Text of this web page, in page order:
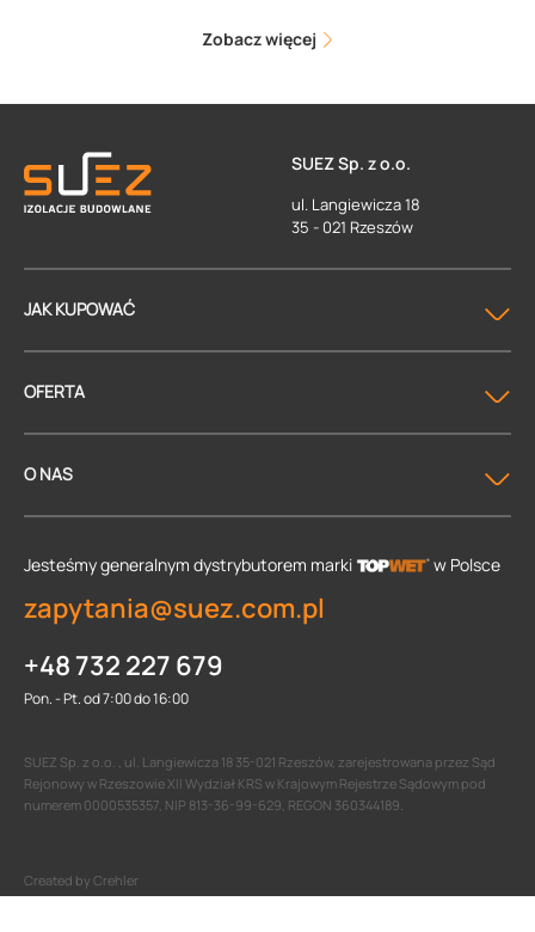
Zobacz więcej
SUEZ Sp. z o.o.
ul. Langiewicza 18
35 - 021 Rzeszów
JAK KUPOWAĆ
OFERTA
O NAS
Jesteśmy generalnym dystrybutorem marki w Polsce
zapytania@suez.com.pl
+48 732 227 679
Pon. - Pt. od 7:00 do 16:00
SUEZ Sp. z o.o. , ul. Langiewicza 18 35-021 Rzeszów, zarejestrowana przez Sąd
Rejonowy w Rzeszowie XII Wydział KRS w Krajowym Rejestrze Sądowym pod
numerem 0000535357, NIP 813-36-99-629, REGON 360344189.
Created by Crehler